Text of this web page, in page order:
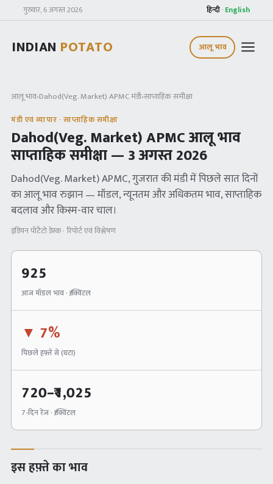
गुरुवार, 6 अगस्त 2026 हिन्दी · English
INDIAN POTATO आलू भाव
आलू भाव›Dahod(Veg. Market) APMCमंडी›साप्ताहिक समीक्षा
मंडी एवं व्यापार · साप्ताहिक समीक्षा
Dahod(Veg. Market) APMCआलू भाव
साप्ताहिक समीक्षा — 3 अगस्त 2026
Dahod(Veg. Market) APMC, गुजरातकी मंडी में पिछले सात दिनों
का आलू भाव रुझान — मॉडल, न्यूनतम और अधिकतम भाव, साप्ताहिक
बदलाव और किस्म-वार चाल।
इंडियन पोटैटो डेस्क · रिपोर्ट एवं विश्लेषण
925
आज मॉडल भाव · ₹/क्विंटल
▼ 7%
पिछले हफ़्ते से (घटा)
720–₹1,025
7-दिन रेंज · ₹/क्विंटल
इस हफ़्ते का भाव